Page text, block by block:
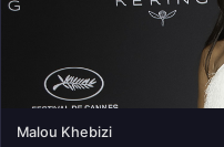
Malou Khebizi